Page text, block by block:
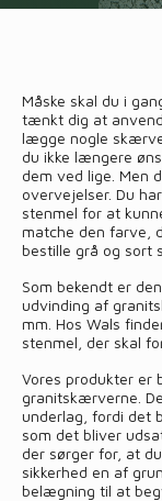
Måske skal du i
tænkt dig at
lægge nogle
du ikke længere
dem ved lige. Men
overvejelser. Du
stenmel for at
matche den farve,
bestille grå og sort
Som bekendt er
udvinding af
mm. Hos Wals
stenmel, der skal
Vores produkter er
granitskærverne.
underlag, fordi det
som det bliver
der sørger for, at
sikkerhed en af
belægning til at